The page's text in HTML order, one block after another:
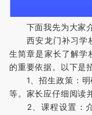
下面我先为大家介
西安龙门补习学校
生简章是家长了解学
的重要依据。以下是
1、招生政策：明
等。家长应仔细阅读
2、课程设置：介